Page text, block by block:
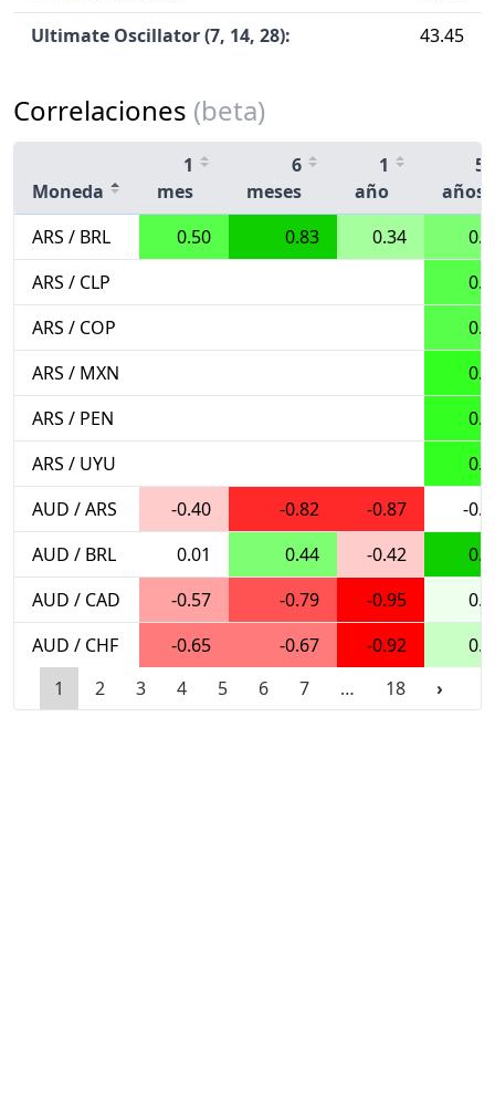
Ultimate Oscillator (7, 14, 28):
43.45
Correlaciones (beta)
Moneda
1
mes
6
meses
1
año
5
años
ARS / BRL
0.50 0.83 0.34
ARS / CLP
ARS / COP
ARS / MXN
ARS / PEN
ARS / UYU
AUD / ARS
-0.40 -0.82 -0.87
-
AUD / BRL
0.01 0.44 -0.42
AUD / CAD
-0.57 -0.79 -0.95
AUD / CHF
-0.65 -0.67 -0.92
1
2 3 4 5 6 7 … 18 ›